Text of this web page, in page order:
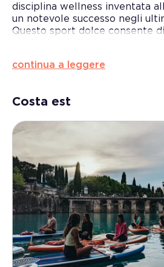
disciplina wellness inventata
un notevole successo negli
Questo sport dolce consente
Accessibile a tutti, permette di
fretta e immersi nel silenzio. La
equilibrio e la vostra
mente liberata.
continua a leggere
Costa est